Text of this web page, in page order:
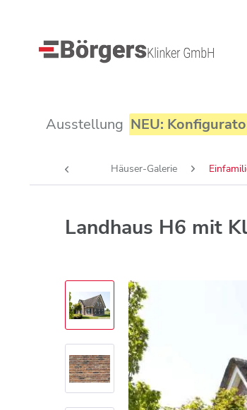
Ausstellung NEU:
Häuser-Galerie
Landhaus H6 mit